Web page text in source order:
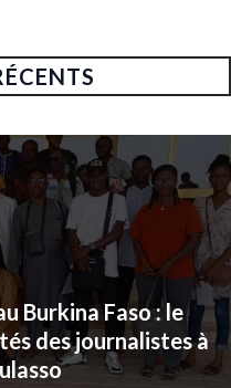
Burkina Faso : le
des journalistes à